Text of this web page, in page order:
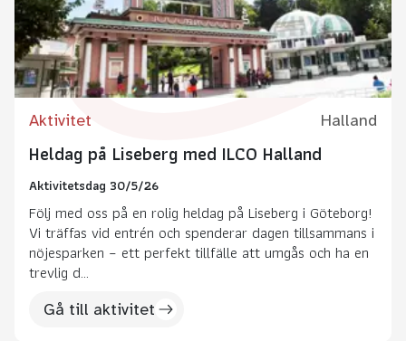
Aktivitet Halland
Heldag på Liseberg med ILCO Halland
Aktivitetsdag 30/5/26
Följ med oss på en rolig heldag på Liseberg i Göteborg!
Vi träffas vid entrén och spenderar dagen tillsammans i
nöjesparken – ett perfekt tillfälle att umgås och ha en
trevlig d...
Gå till aktivitet